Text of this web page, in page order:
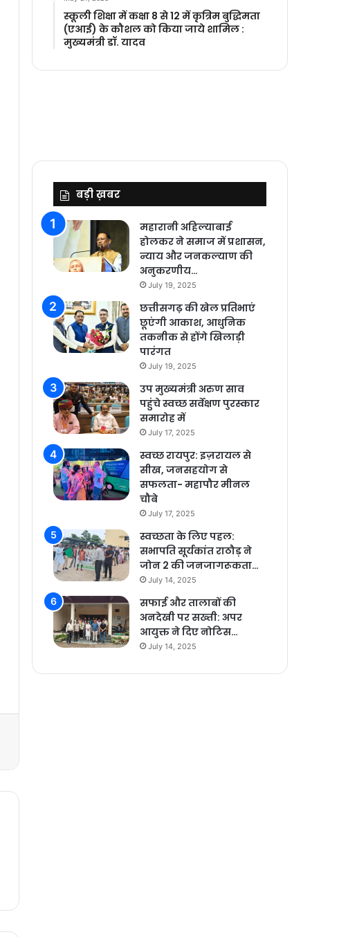
स्कूली शिक्षा में कक्षा 8 से 12 में कृ‍त्रिम बुद्धिमता
(एआई) के कौशल को किया जाये शामिल :
मुख्यमंत्री डॉ. यादव
बड़ी ख़बर
महारानी अहिल्याबाई
होलकर ने समाज में प्रशासन,
न्याय और जनकल्याण की
अनुकरणीय…
July 19, 2025
छत्तीसगढ़ की खेल प्रतिभाएं
छूएंगी आकाश, आधुनिक
तकनीक से होंगे खिलाड़ी
पारंगत
July 19, 2025
उप मुख्यमंत्री अरुण साव
पहुंचे स्वच्छ सर्वेक्षण पुरस्कार
समारोह में
July 17, 2025
स्वच्छ रायपुर: इज़रायल से
सीख, जनसहयोग से
सफलता- महापौर मीनल
चौबे
July 17, 2025
स्वच्छता के लिए पहल:
सभापति सूर्यकांत राठौड़ ने
जोन 2 की जनजागरूकता…
July 14, 2025
सफाई और तालाबों की
अनदेखी पर सख्ती: अपर
आयुक्त ने दिए नोटिस…
July 14, 2025